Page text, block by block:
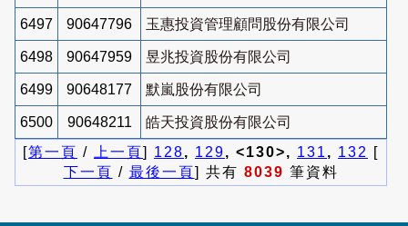
6497 90647796 玉惠投資管理顧問股份有限公司
6498 90647959 昱兆投資股份有限公司
6499 90648177 默嵐股份有限公司
6500 90648211
皓天投資股份有限公司
[第一頁 / 上一頁] 128, 129, <130>, 131 , 132
[
下一頁 / 最後一頁] 共有 8039 筆資料